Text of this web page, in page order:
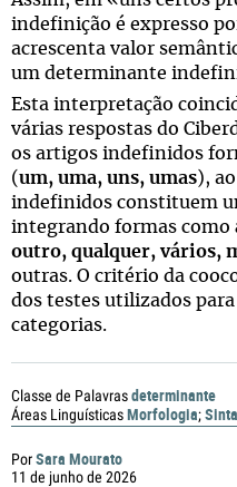
PorSara Mourato
11 de junho de 2026
indefinição é expresso
acrescenta valor
um determinante
Esta interpretação
várias respostas do
os artigos indefinidos
(um, uma, uns, umas),
indefinidos constituem
integrando formas como
outro, qualquer, vários,
outras. O critério da
dos testes utilizados
categorias.
Classe de Palavrasdeterminante
Áreas LinguísticasMorfologia;